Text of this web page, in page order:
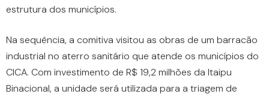
estrutura dos municípios.
Na sequência, a comitiva visitou as obras de um barracão
industrial no aterro sanitário que atende os municípios do
CICA. Com investimento de R$ 19,2 milhões da Itaipu
Binacional, a unidade será utilizada para a triagem de